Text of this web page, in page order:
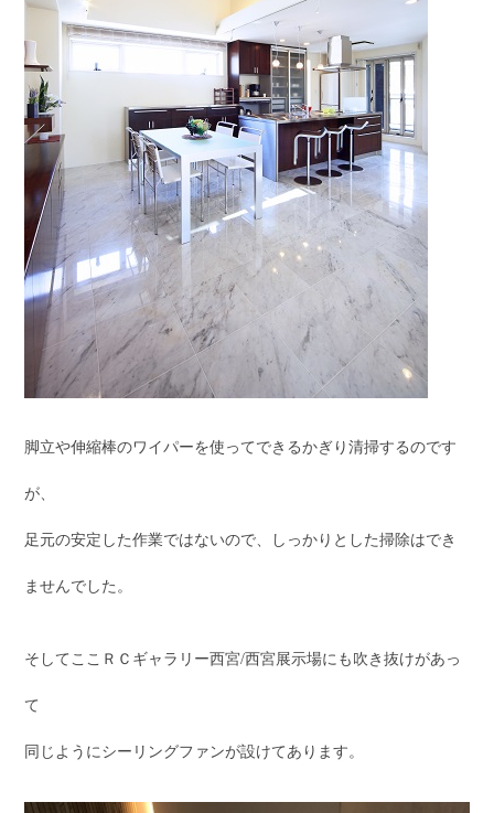
脚立や伸縮棒のワイパーを使ってできるかぎり清掃するのです
が、
足元の安定した作業ではないので、しっかりとした掃除はでき
ませんでした。
そしてここＲＣギャラリー西宮/西宮展示場にも吹き抜けがあっ
て
同じようにシーリングファンが設けてあります。